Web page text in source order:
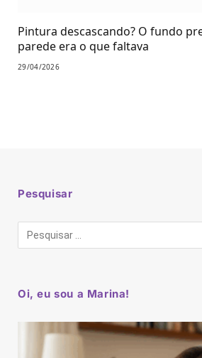
Pintura descascando? O fundo
parede era o que faltava
29/04/2026
Pesquisar
Oi, eu sou a Marina!